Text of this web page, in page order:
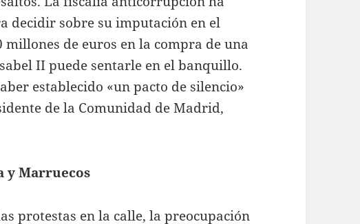
decidir sobre su imputación en el
millones de euros en la compra de una
II puede sentarle en el banquillo.
establecido «un pacto de silencio»
de la Comunidad de Madrid,
y Marruecos
protestas en la calle, la preocupación